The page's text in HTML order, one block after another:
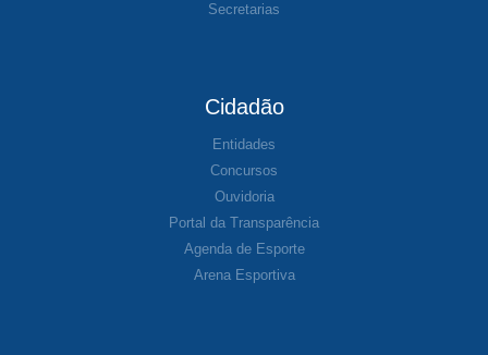
Secretarias
Cidadão
Entidades
Concursos
Ouvidoria
Portal da Transparência
Agenda de Esporte
Arena Esportiva